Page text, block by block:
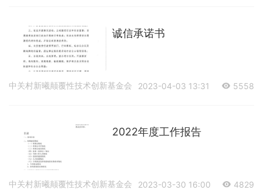
诚信承诺书
中关村新曦颠覆性技术创新基金会 2023-04-03 13:31 5558
2022年度工作报告
中关村新曦颠覆性技术创新基金会 2023-03-30 16:00 4829